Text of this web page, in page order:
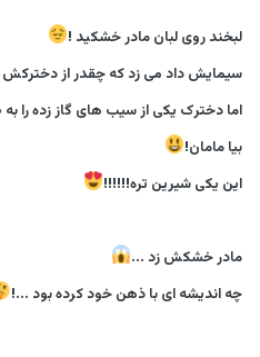
لبخند روی لبان مادر خشکید !
سیمایش داد می زد که چقدر از دخترکش
اما دخترک یکی از سیب های گاز زده را
بیا مامان!
این یکی شیرین تره!!!!!!
مادر خشکش زد ...
چه اندیشه ای با ذهن خود کرده بود ...!